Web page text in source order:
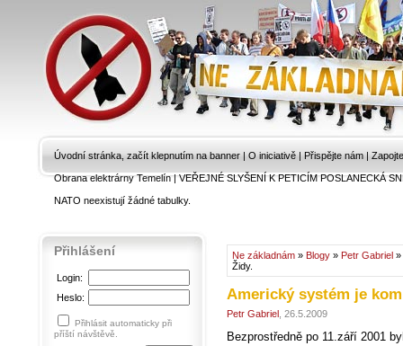
Úvodní stránka, začít klepnutím na banner | O iniciativě | Přispějte nám |
Obrana elektrárny Temelín|VEŘEJNÉ SLYŠENÍ K PETICÍM POSLANECKÁ
NATO neexistují žádné tabulky.
Ne základnám » Blogy » Petr Gabriel »
Židy.
Americký systém je
Petr Gabriel , 26.5.2009
Bezprostředně po 11.září 2001
Přihlášení
Login:
Heslo:
Přihlásit automaticky při
příští návštěvě.